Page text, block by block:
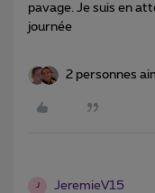
pavage. Je suis en
journée
2 personnes
J JeremieV15